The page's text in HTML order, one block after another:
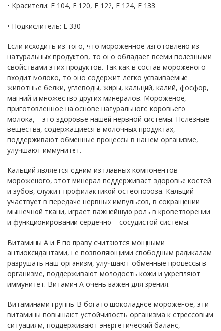
• Красители: Е 104, Е 120, Е 122, Е 124, Е 133
• Подкислитель: Е 330
Если исходить из того, что мороженное изготовлено из
натуральных продуктов, то оно обладает всеми полезными
свойствами этих продуктов. Так как в состав мороженого
входит молоко, то оно содержит легко усваиваемые
животные белки, углеводы, жиры, кальций, калий, фосфор,
магний и множество других минералов. Мороженое,
приготовленное на основе натурального коровьего
молока, – это здоровье нашей нервной системы. Полезные
вещества, содержащиеся в молочных продуктах,
поддерживают обменные процессы в нашем организме,
улучшают иммунитет.
Кальций является одним из главных компонентов
мороженого, этот минерал поддерживает здоровье костей
и зубов, служит профилактикой остеопороза. Кальций
участвует в передаче нервных импульсов, в сокращении
мышечной ткани, играет важнейшую роль в кроветворении
и функционировании сердечно – сосудистой системы.
Витамины А и Е по праву считаются мощными
антиоксидантами, не позволяющими свободным радикалам
разрушать наш организм, улучшают обменные процессы в
организме, поддерживают молодость кожи и укрепляют
иммунитет. Витамин А очень важен для зрения.
Витаминами группы В богато шоколадное мороженое, эти
витамины повышают устойчивость организма к стрессовым
ситуациям, поддерживают энергетический баланс,